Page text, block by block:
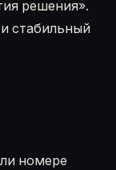
решения».
стабильный
номере